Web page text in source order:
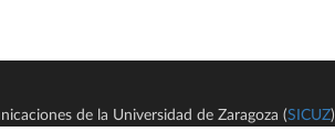
de la Universidad de Zaragoza (SICUZ)